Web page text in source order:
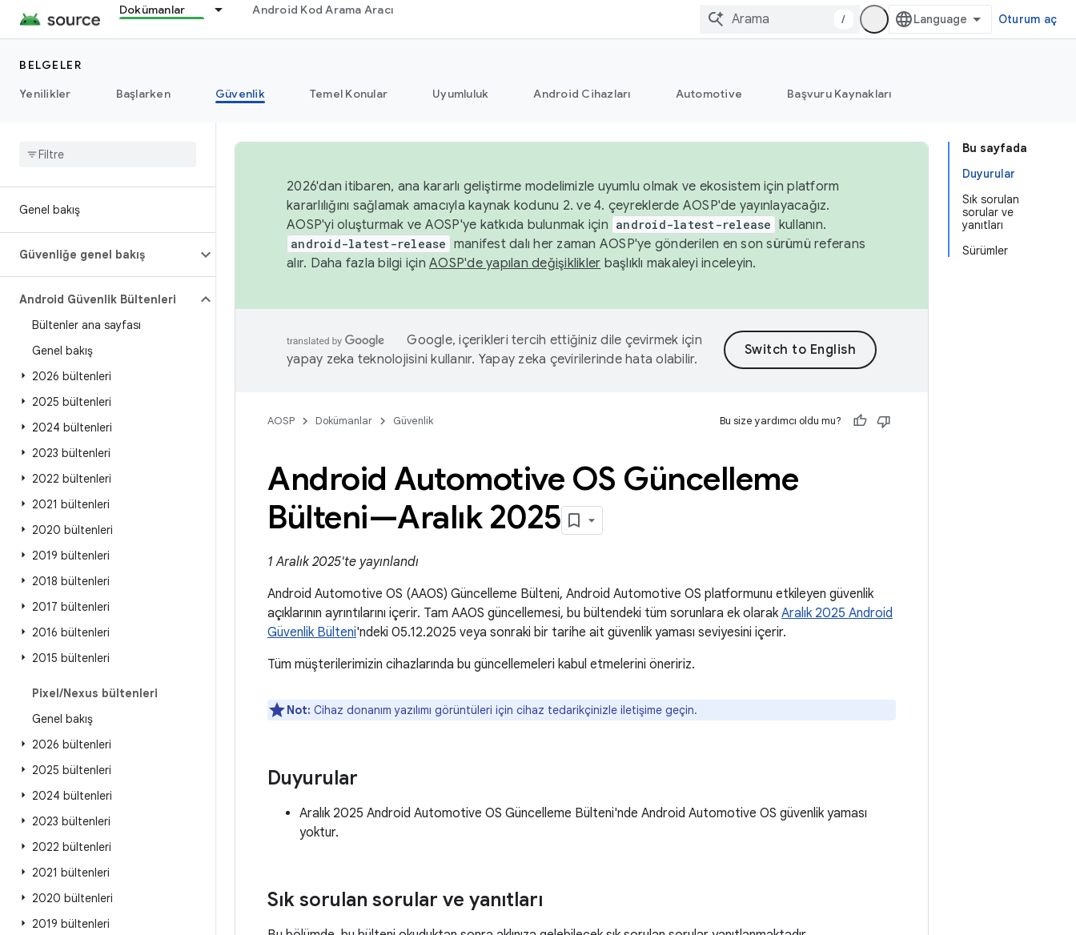
Dokümanlar Android Kod Arama Aracı
/ Oturum aç
BELGELER
Yenilikler
Başlarken Güvenlik Temel Konular Uyumluluk Android Cihazları Automotive Başvuru Kaynakları
Genel bakış
Güvenliğe genel bakış
Android Güvenlik Bültenleri
Bültenler ana sayfası
Genel bakış
2026 bültenleri
2025 bültenleri
2024 bültenleri
2023 bültenleri
2022 bültenleri
2021 bültenleri
2020 bültenleri
2019 bültenleri
2018 bültenleri
2017 bültenleri
2016 bültenleri
2015 bültenleri
Pixel/Nexus bültenleri
Genel bakış
2026 bültenleri
2025 bültenleri
2024 bültenleri
2023 bültenleri
2022 bültenleri
2021 bültenleri
2020 bültenleri
2019 bültenleri
Bu sayfada
Duyurular
Sık sorulan
sorular ve
yanıtları
Sürümler
2026'dan itibaren, ana kararlı geliştirme modelimizle uyumlu olmak ve ekosistem için platform
kararlılığını sağlamak amacıyla kaynak kodunu 2. ve 4. çeyreklerde AOSP'de yayınlayacağız.
AOSP'yi oluşturmak ve AOSP'ye katkıda bulunmak için android-latest-release kullanın.
android-latest-release manifest dalı her zaman AOSP'ye gönderilen en son sürümü referans
alır. Daha fazla bilgi için AOSP'de yapılan değişiklikler başlıklı makaleyi inceleyin.
Google, içerikleri tercih ettiğiniz dile çevirmek için
yapay zeka teknolojisini kullanır. Yapay zeka çevirilerinde hata olabilir.
AOSP Dokümanlar Güvenlik Bu size yardımcı oldu mu?
Android Automotive OS Güncelleme
Bülteni—Aralık 2025
1 Aralık 2025'te yayınlandı
Android Automotive OS (AAOS) Güncelleme Bülteni, Android Automotive OS platformunu etkileyen güvenlik
açıklarının ayrıntılarını içerir. Tam AAOS güncellemesi, bu bültendeki tüm sorunlara ek olarak Aralık 2025 Android
Güvenlik Bülteni'ndeki 05.12.2025 veya sonraki bir tarihe ait güvenlik yaması seviyesini içerir.
Tüm müşterilerimizin cihazlarında bu güncellemeleri kabul etmelerini öneririz.
Not: Cihaz donanım yazılımı görüntüleri için cihaz tedarikçinizle iletişime geçin.
Duyurular
Aralık 2025 Android Automotive OS Güncelleme Bülteni'nde Android Automotive OS güvenlik yaması
yoktur.
Sık sorulan sorular ve yanıtları